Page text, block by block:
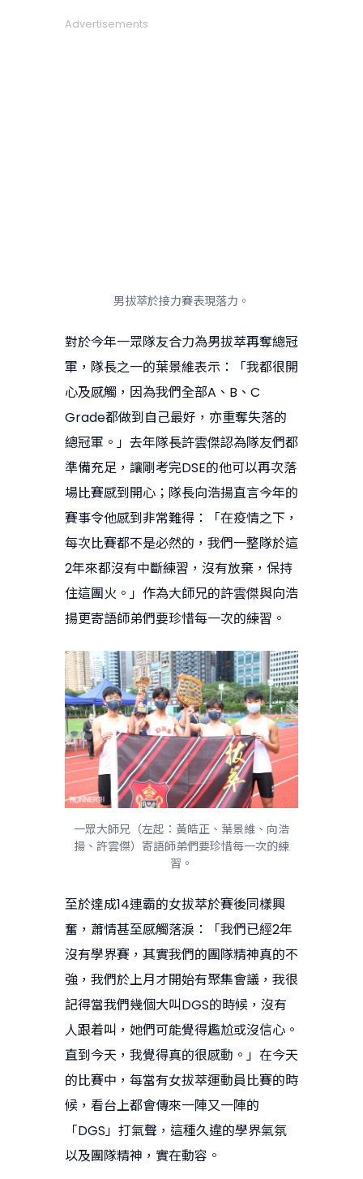
Advertisements
男拔萃於接力賽表現落力。
對於今年一眾隊友合力為男拔萃再奪總冠
軍，隊長之一的葉景維表示：「我都很開
心及感觸，因為我們全部A、B、C
Grade都做到自己最好，亦重奪失落的
總冠軍。」去年隊長許雲傑認為隊友們都
準備充足，讓剛考完DSE的他可以再次落
場比賽感到開心；隊長向浩揚直言今年的
賽事令他感到非常難得：「在疫情之下，
每次比賽都不是必然的，我們一整隊於這
2年來都沒有中斷練習，沒有放棄，保持
住這團火。」作為大師兄的許雲傑與向浩
揚更寄語師弟們要珍惜每一次的練習。
一眾大師兄（左起：黃皓正、葉景維、向浩
揚、許雲傑）寄語師弟們要珍惜每一次的練
習。
至於達成14連霸的女拔萃於賽後同樣興
奮，蕭情甚至感觸落淚：「我們已經2年
沒有學界賽，其實我們的團隊精神真的不
強，我們於上月才開始有聚集會議，我很
記得當我們幾個大叫DGS的時候，沒有
人跟着叫，她們可能覺得尷尬或沒信心。
直到今天，我覺得真的很感動。」在今天
的比賽中，每當有女拔萃運動員比賽的時
候，看台上都會傳來一陣又一陣的
「DGS」打氣聲，這種久違的學界氣氛
以及團隊精神，實在動容。